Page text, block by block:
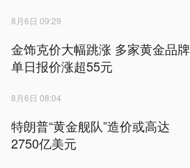
8月6日 09:29
金饰克价大幅跳涨 多家黄金品牌
单日报价涨超55元
8月6日 08:04
特朗普“黄金舰队”造价或高达
2750亿美元